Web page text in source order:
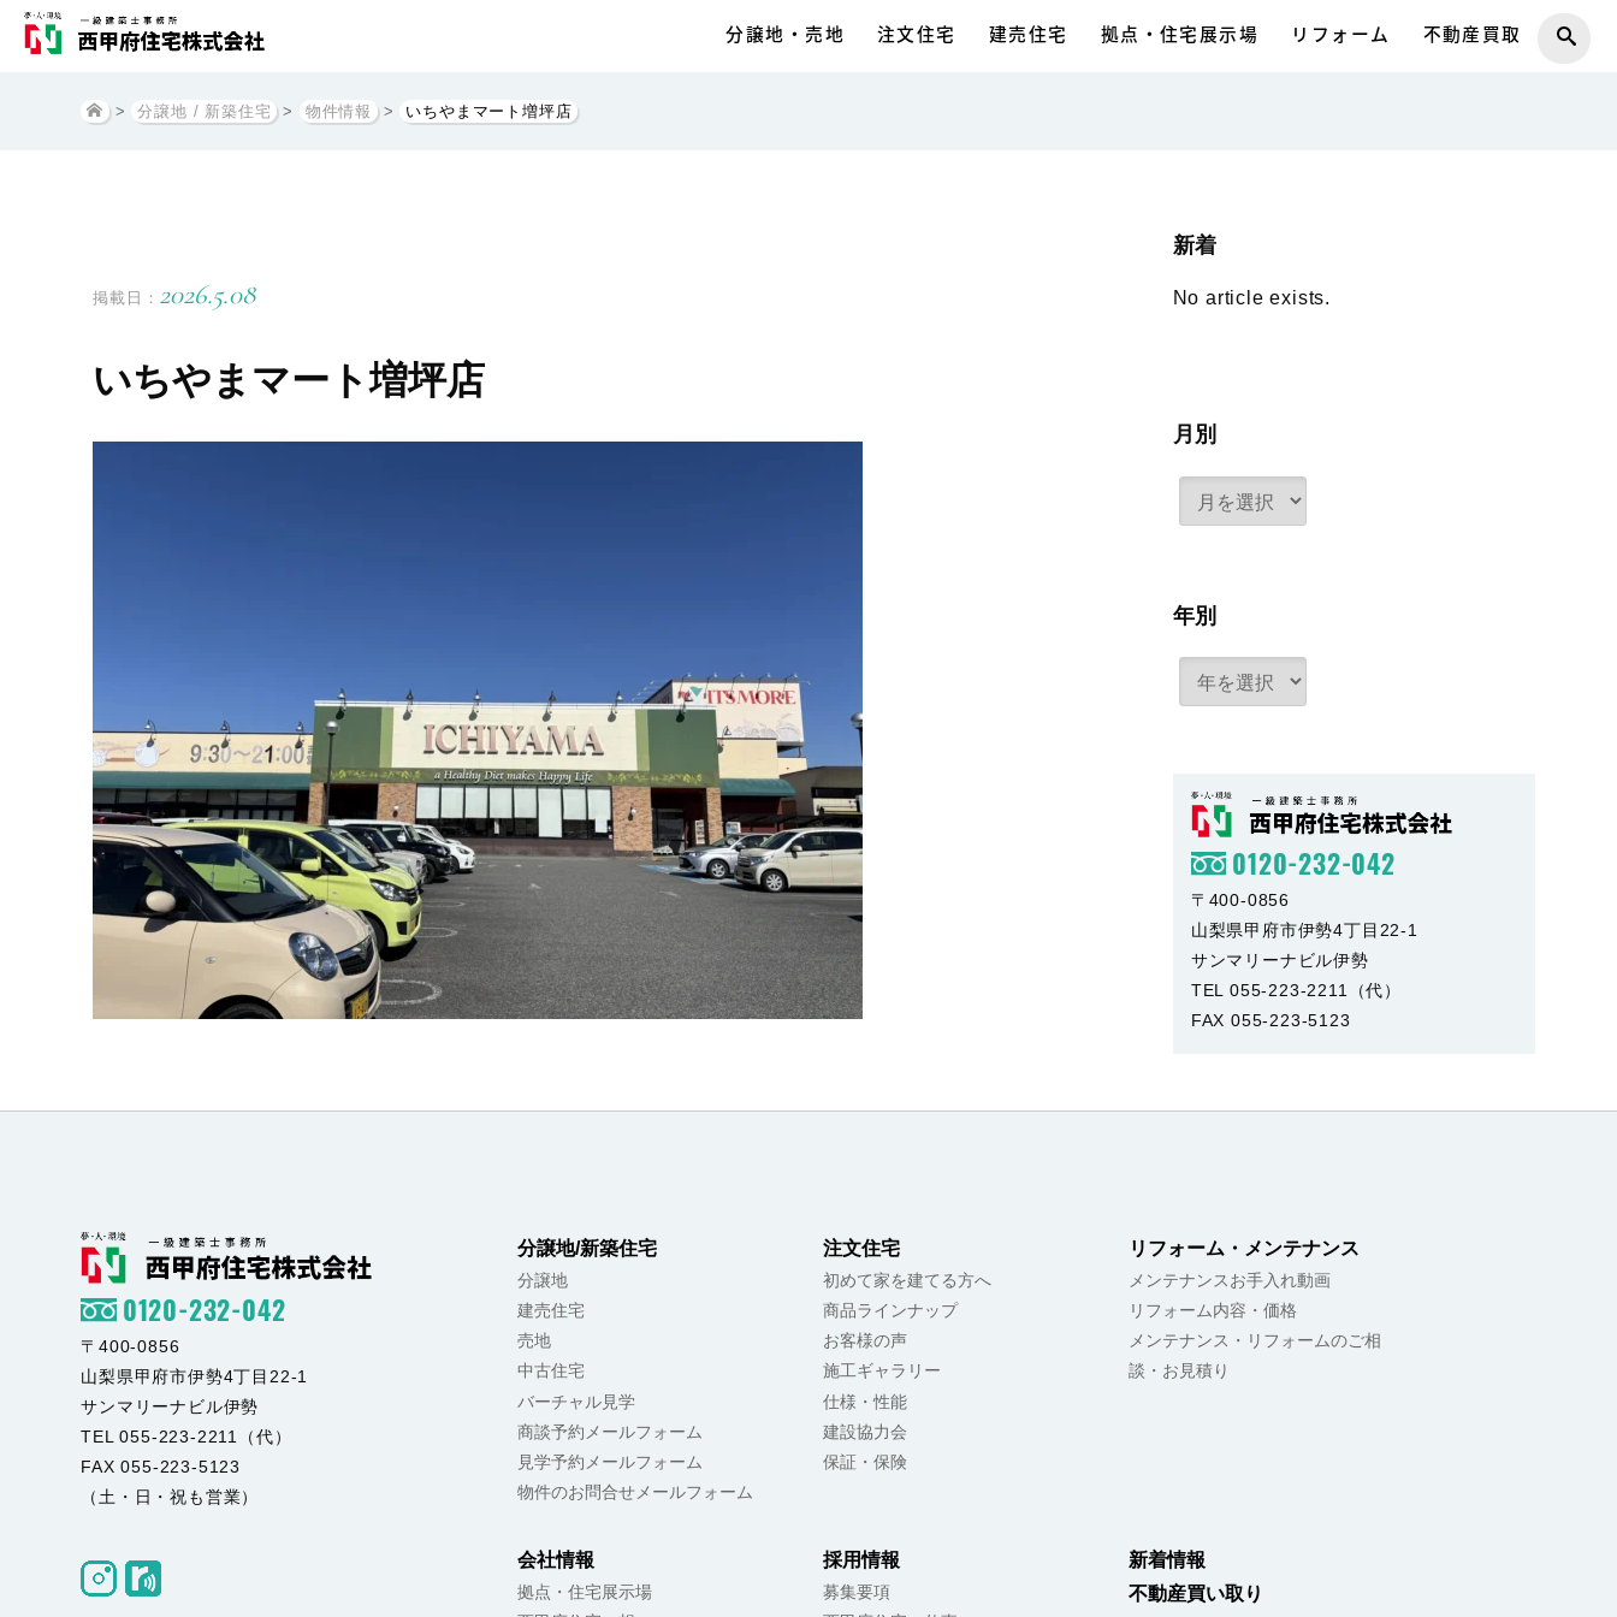
分譲地・売地 注文住宅 建売住宅 拠点・住宅展示場 リフォーム 不動産買取
> 分譲地 / 新築住宅 > 物件情報 > いちやまマート増坪店
掲載日： 2026.5.08
いちやまマート増坪店
新着
No article exists.
月別
年別
0120-232-042
〒400-0856
山梨県甲府市伊勢4丁目22-1
サンマリーナビル伊勢
TEL 055-223-2211（代）
FAX 055-223-5123
分譲地/新築住宅
分譲地
建売住宅
売地
中古住宅
バーチャル見学
商談予約メールフォーム
見学予約メールフォーム
物件のお問合せメールフォーム
注文住宅
初めて家を建てる方へ
商品ラインナップ
お客様の声
施工ギャラリー
仕様・性能
建設協力会
保証・保険
リフォーム・メンテナンス
メンテナンスお手入れ動画
リフォーム内容・価格
メンテナンス・リフォームのご相
談・お見積り
会社情報
拠点・住宅展示場
採用情報
募集要項
新着情報
不動産買い取り
0120-232-042
〒400-0856
山梨県甲府市伊勢4丁目22-1
サンマリーナビル伊勢
TEL 055-223-2211（代）
FAX 055-223-5123
（土・日・祝も営業）